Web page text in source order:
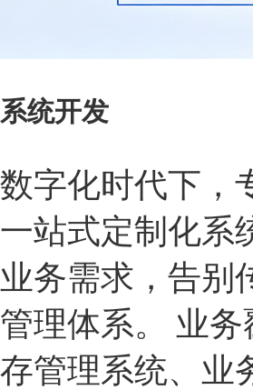
系统开发
数字化时代下，
一站式定制化系
业务需求，告别
管理体系。 业
存管理系统、业